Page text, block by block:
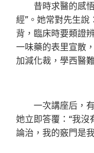
昔時求醫的感
經”。她常對先生說
背，臨床時要類證
一味藥的表里宣散
加減化裁，學西醫
一次講座后，
她立即答覆：“我沒
論治，我的竅門是